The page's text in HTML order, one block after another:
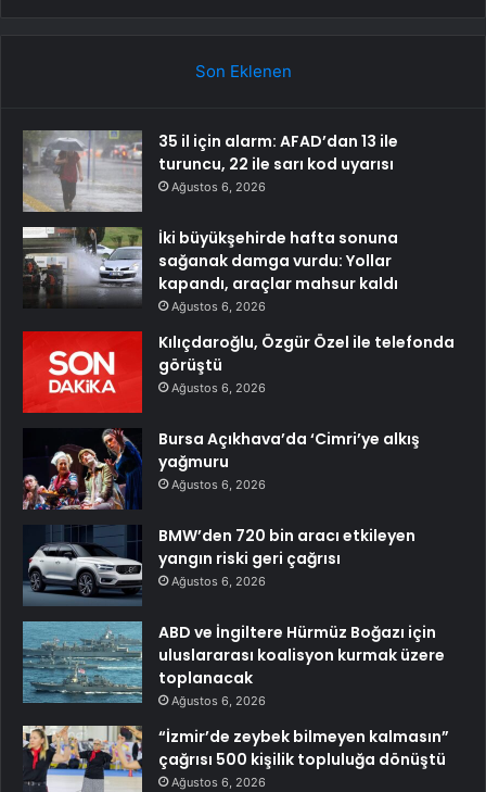
Son Eklenen
35 il için alarm: AFAD’dan 13 ile
turuncu, 22 ile sarı kod uyarısı
Ağustos 6, 2026
İki büyükşehirde hafta sonuna
sağanak damga vurdu: Yollar
kapandı, araçlar mahsur kaldı
Ağustos 6, 2026
Kılıçdaroğlu, Özgür Özel ile telefonda
görüştü
Ağustos 6, 2026
Bursa Açıkhava’da ‘Cimri’ye alkış
yağmuru
Ağustos 6, 2026
BMW’den 720 bin aracı etkileyen
yangın riski geri çağrısı
Ağustos 6, 2026
ABD ve İngiltere Hürmüz Boğazı için
uluslararası koalisyon kurmak üzere
toplanacak
Ağustos 6, 2026
“İzmir’de zeybek bilmeyen kalmasın”
çağrısı 500 kişilik topluluğa dönüştü
Ağustos 6, 2026